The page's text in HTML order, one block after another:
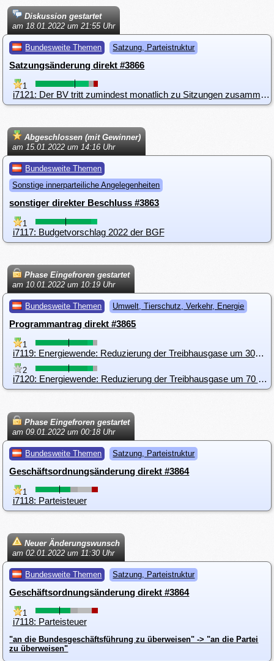
Diskussion gestartet
am 18.01.2022 um 21:55 Uhr
Bundesweite Themen Satzung, Parteistruktur
Satzungsänderung direkt #3866
1
i7121: Der BV tritt zumindest monatlich zu Sitzungen zusammen.
Abgeschlossen (mit Gewinner)
am 15.01.2022 um 14:16 Uhr
Bundesweite Themen
Sonstige innerparteiliche Angelegenheiten
sonstiger direkter Beschluss #3863
1
i7117: Budgetvorschlag 2022 der BGF
Phase Eingefroren gestartet
am 10.01.2022 um 10:19 Uhr
Bundesweite Themen Umwelt, Tierschutz, Verkehr, Energie
Programmantrag direkt #3865
1
i7119: Energiewende: Reduzierung der Treibhausgase um 30% bis 2025 und um 70 % bis 2030
2
i7120: Energiewende: Reduzierung der Treibhausgase um 70 % bis 2030
Phase Eingefroren gestartet
am 09.01.2022 um 00:18 Uhr
Bundesweite Themen Satzung, Parteistruktur
Geschäftsordnungsänderung direkt #3864
1
i7118: Parteisteuer
Neuer Änderungswunsch
am 02.01.2022 um 11:30 Uhr
Bundesweite Themen Satzung, Parteistruktur
Geschäftsordnungsänderung direkt #3864
1
i7118: Parteisteuer
"an die Bundesgeschäftsführung zu überweisen" -> "an die Partei
zu überweisen"